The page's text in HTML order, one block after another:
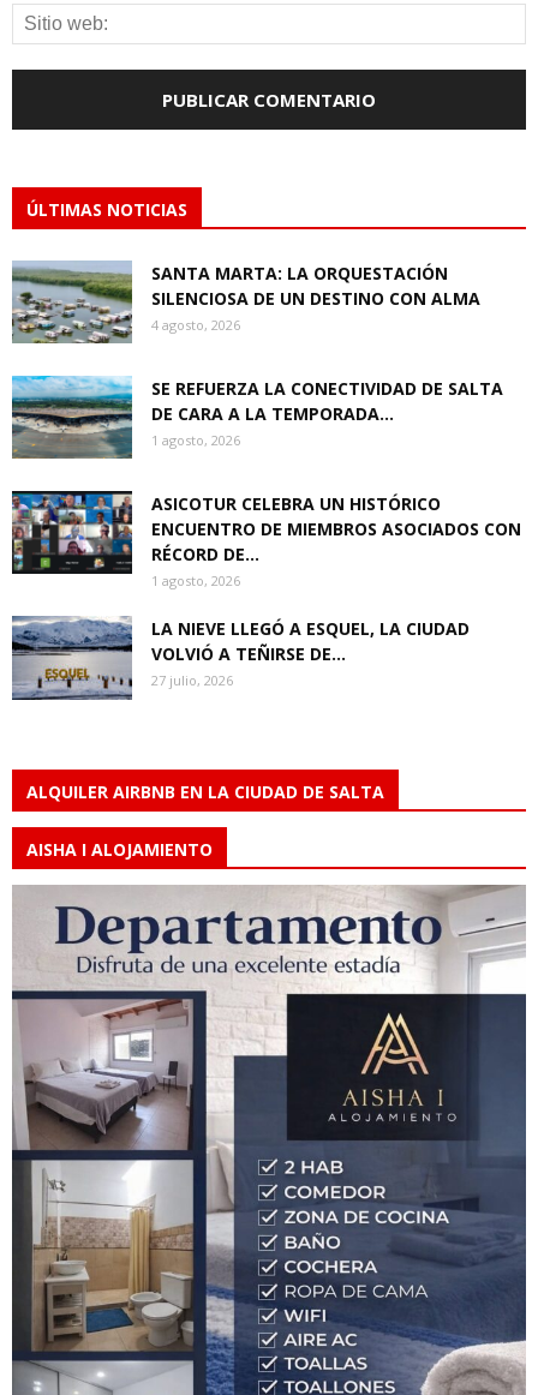
ÚLTIMAS NOTICIAS
SANTA MARTA: LA ORQUESTACIÓN
SILENCIOSA DE UN DESTINO CON ALMA
4 agosto, 2026
SE REFUERZA LA CONECTIVIDAD DE SALTA
DE CARA A LA TEMPORADA...
1 agosto, 2026
ASICOTUR CELEBRA UN HISTÓRICO
ENCUENTRO DE MIEMBROS ASOCIADOS CON
RÉCORD DE...
1 agosto, 2026
LA NIEVE LLEGÓ A ESQUEL, LA CIUDAD
VOLVIÓ A TEÑIRSE DE...
27 julio, 2026
ALQUILER AIRBNB EN LA CIUDAD DE SALTA
AISHA I ALOJAMIENTO